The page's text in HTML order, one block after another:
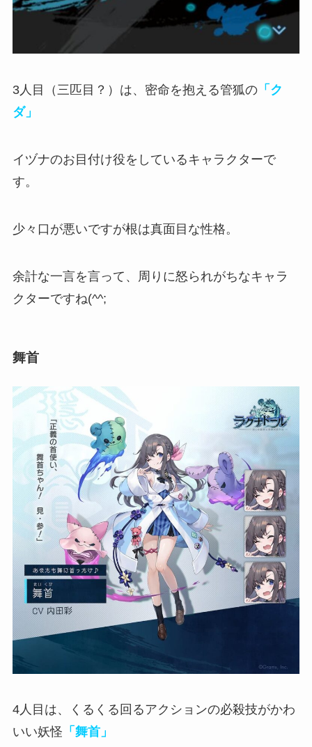
3人目（三匹目？）は、密命を抱える管狐の「ク
ダ」
イヅナのお目付け役をしているキャラクターで
す。
少々口が悪いですが根は真面目な性格。
余計な一言を言って、周りに怒られがちなキャラ
クターですね(^^;
舞首
4人目は、くるくる回るアクションの必殺技がかわ
いい妖怪 「舞首」